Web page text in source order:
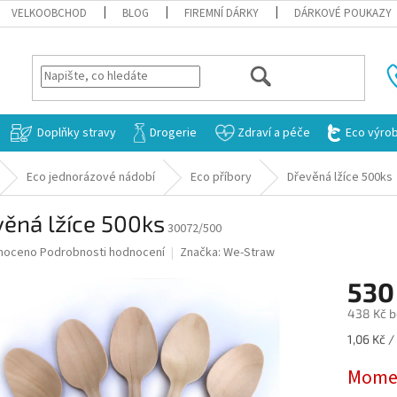
VELKOOBCHOD BLOG FIREMNÍ DÁRKY DÁRKOVÉ POUKAZY
HLEDAT
Doplňky stravy Drogerie Zdraví a péče Eco
Eco jednorázové nádobí Eco příbory Dřevěná lžíce 500ks
lžíce 500ks 30072/500
Podrobnosti hodnocení Značka: We-Straw
438 Kč
Měrná
1,06 Kč /